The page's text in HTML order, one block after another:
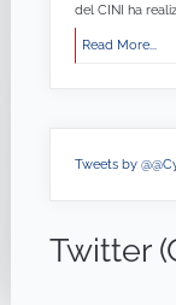
del CINI ha
Read More...
Tweets by
Twitter